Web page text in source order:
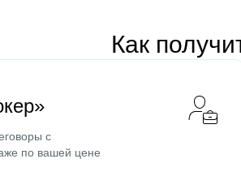
Как
с
по вашей цене